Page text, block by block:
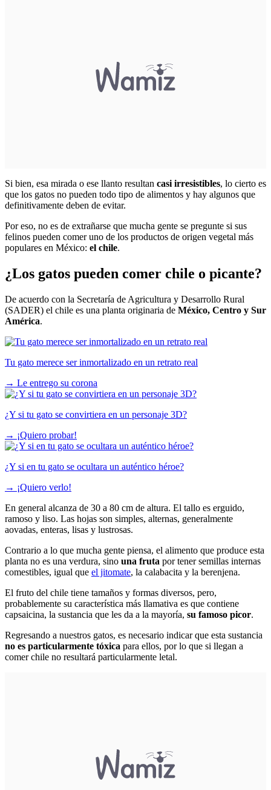
Si bien, esa mirada o ese llanto resultan casi irresistibles, lo cierto es
que los gatos no pueden todo tipo de alimentos y hay algunos que
definitivamente deben de evitar.
Por eso, no es de extrañarse que mucha gente se pregunte si sus
felinos pueden comer uno de los productos de origen vegetal más
populares en México: el chile.
¿Los gatos pueden comer chile o picante?
De acuerdo con la Secretaría de Agricultura y Desarrollo Rural
(SADER) el chile es una planta originaria de México, Centro y Sur
América.
Tu gato merece ser inmortalizado en un retrato real
→ Le entrego su corona
¿Y si tu gato se convirtiera en un personaje 3D?
→ ¡Quiero probar!
¿Y si en tu gato se ocultara un auténtico héroe?
→ ¡Quiero verlo!
En general alcanza de 30 a 80 cm de altura. El tallo es erguido,
ramoso y liso. Las hojas son simples, alternas, generalmente
aovadas, enteras, lisas y lustrosas.
Contrario a lo que mucha gente piensa, el alimento que produce esta
planta no es una verdura, sino una fruta por tener semillas internas
comestibles, igual que el jitomate, la calabacita y la berenjena.
El fruto del chile tiene tamaños y formas diversos, pero,
probablemente su característica más llamativa es que contiene
capsaicina, la sustancia que les da a la mayoría, su famoso picor.
Regresando a nuestros gatos, es necesario indicar que esta sustancia
no es particularmente tóxica para ellos, por lo que si llegan a
comer chile no resultará particularmente letal.